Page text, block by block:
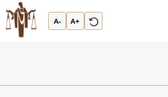
Արդարադատության
Ակադեմիա
A- A+